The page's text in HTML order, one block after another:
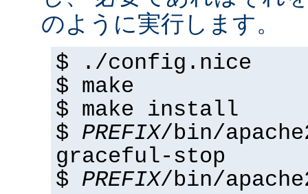
のように実行します。
$ ./config.nice
$ make
$ make install
$ PREFIX/bin/
graceful-stop
$ PREFIX/bin/